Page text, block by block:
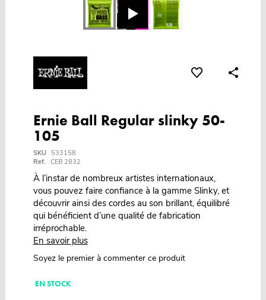
Ernie Ball Regular slinky 50-
105
SKU
533158
Ref. CEB 2832
À l’instar de nombreux artistes internationaux,
vous pouvez faire confiance à la gamme Slinky, et
découvrir ainsi des cordes au son brillant, équilibré
qui bénéficient d’une qualité de fabrication
irréprochable.
En savoir plus
Soyez le premier à commenter ce produit
EN STOCK